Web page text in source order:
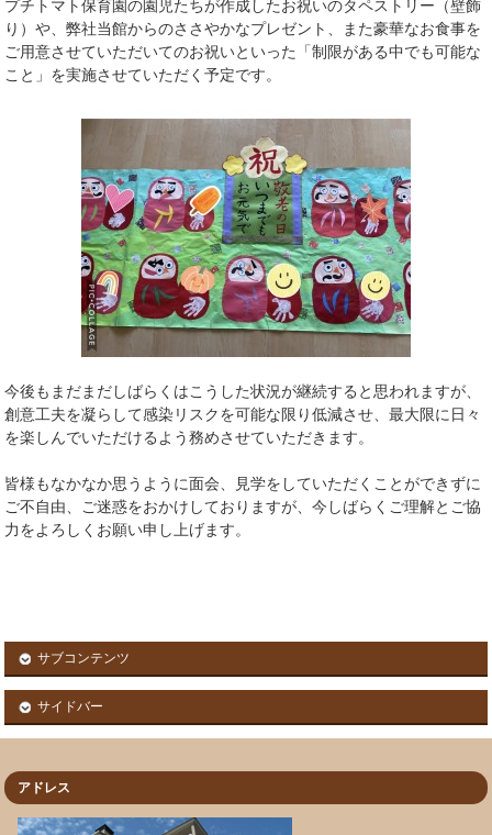
プチトマト保育園の園児たちが作成したお祝いのタペストリー（壁飾
り）や、弊社当館からのささやかなプレゼント、また豪華なお食事を
ご用意させていただいてのお祝いといった「制限がある中でも可能な
こと」を実施させていただく予定です。
今後もまだまだしばらくはこうした状況が継続すると思われますが、
創意工夫を凝らして感染リスクを可能な限り低減させ、最大限に日々
を楽しんでいただけるよう務めさせていただきます。
皆様もなかなか思うように面会、見学をしていただくことができずに
ご不自由、ご迷惑をおかけしておりますが、今しばらくご理解とご協
力をよろしくお願い申し上げます。
サブコンテンツ
サイドバー
アドレス